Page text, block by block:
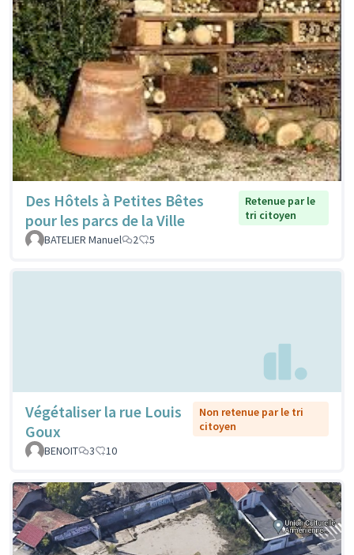
Des Hôtels à Petites Bêtes
pour les parcs de la Ville
Retenue par le
tri citoyen
BATELIER Manuel
2 5
Végétaliser la rue Louis
Goux
Non retenue par le tri
citoyen
BENOIT
3 10